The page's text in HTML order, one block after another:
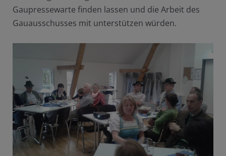
Gaupressewarte finden lassen und die Arbeit des
Gauausschusses mit unterstützen würden.